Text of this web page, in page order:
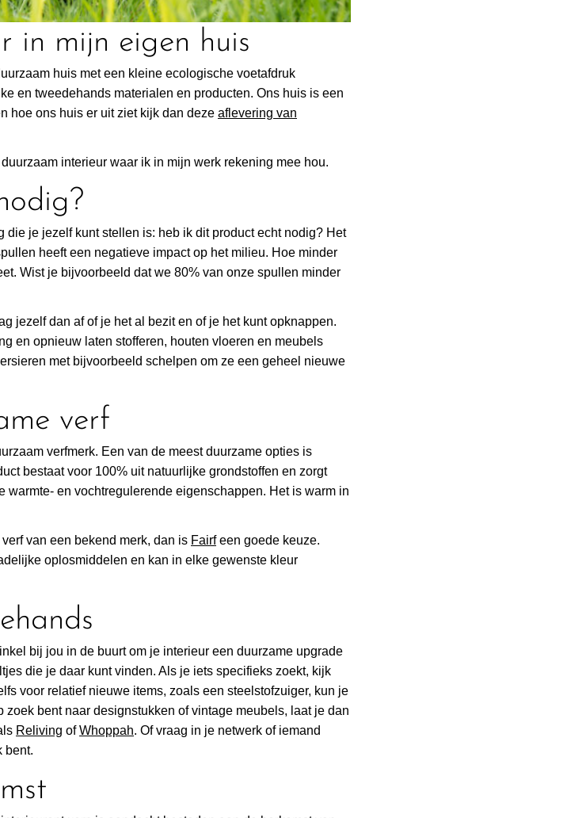
in mijn eigen huis
huis met een kleine ecologische voetafdruk
en tweedehands materialen en producten. Ons huis is een
hoe ons huis er uit ziet kijk dan deze aflevering van
interieur waar ik in mijn werk rekening mee hou.
die je jezelf kunt stellen is: heb ik dit product echt nodig? Het
heeft een negatieve impact op het milieu. Hoe minder
Wist je bijvoorbeeld dat we 80% van onze spullen minder
jezelf dan af of je het al bezit en of je het kunt opknappen.
en opnieuw laten stofferen, houten vloeren en meubels
met bijvoorbeeld schelpen om ze een geheel nieuwe
verf
verfmerk. Een van de meest duurzame opties is
bestaat voor 100% uit natuurlijke grondstoffen en zorgt
en vochtregulerende eigenschappen. Het is warm in
van een bekend merk, dan is Fairfeen goede keuze.
oplosmiddelen en kan in elke gewenste kleur
bij jou in de buurt om je interieur een duurzame upgrade
die je daar kunt vinden. Als je iets specifieks zoekt, kijk
voor relatief nieuwe items, zoals een steelstofzuiger, kun je
bent naar designstukken of vintage meubels, laat je dan
Reliving ofWhoppah. Of vraag in je netwerk of iemand
bent.